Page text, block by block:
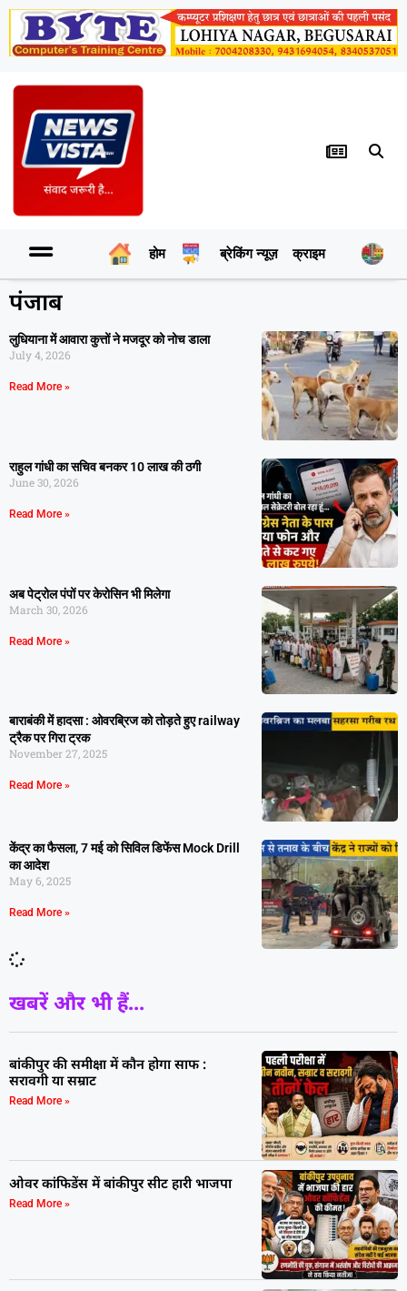
होम ब्रेकिंग न्यूज़ क्राइम
पंजाब
लुधियाना में आवारा कुत्तों ने मजदूर को नोच डाला
July 4, 2026
Read More »
राहुल गांधी का सचिव बनकर 10 लाख की ठगी
June 30, 2026
Read More »
अब पेट्रोल पंपों पर केरोसिन भी मिलेगा
March 30, 2026
Read More »
बाराबंकी में हादसा : ओवरब्रिज को तोड़ते हुए railway
ट्रैक पर गिरा ट्रक
November 27, 2025
Read More »
केंद्र का फैसला, 7 मई को सिविल डिफेंस Mock Drill
का आदेश
May 6, 2025
Read More »
खबरें और भी हैं...
बांकीपुर की समीक्षा में कौन होगा साफ :
सरावगी या सम्राट
Read More »
ओवर कांफिडेंस में बांकीपुर सीट हारी भाजपा
Read More »